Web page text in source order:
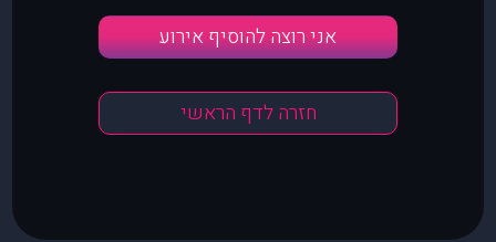
אני רוצה להוסיף אירוע
חזרה לדף הראשי